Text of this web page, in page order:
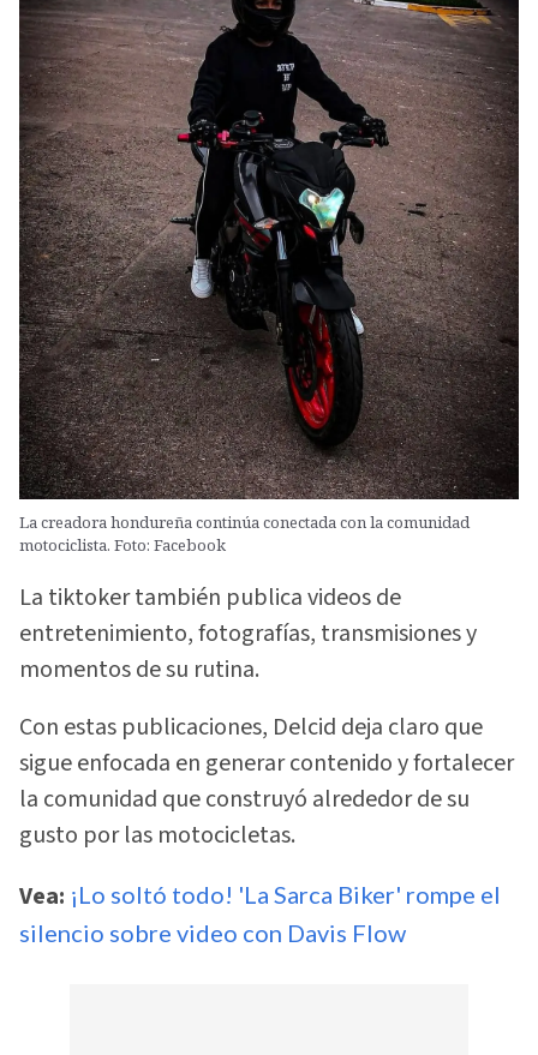
La creadora hondureña continúa conectada con la comunidad
motociclista. Foto: Facebook
La tiktoker también publica videos de
entretenimiento, fotografías, transmisiones y
momentos de su rutina.
Con estas publicaciones, Delcid deja claro que
sigue enfocada en generar contenido y fortalecer
la comunidad que construyó alrededor de su
gusto por las motocicletas.
Vea: ¡Lo soltó todo! 'La Sarca Biker' rompe el
silencio sobre video con Davis Flow